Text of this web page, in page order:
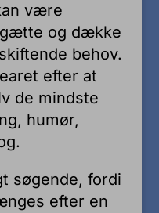
være
og dække
behov.
efter at
de mindste
humør,
søgende, fordi
efter en